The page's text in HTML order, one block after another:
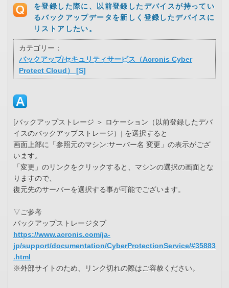
を登録した際に、以前登録したデバイスが持ってい
るバックアップデータを新しく登録したデバイスに
リストアしたい。
カテゴリー：
バックアップ/セキュリティサービス（Acronis Cyber
Protect Cloud） [S]
[バックアップストレージ ＞ ロケーション（以前登録したデバ
イスのバックアップストレージ）] を選択すると
画面上部に「参照元のマシン:サーバー名 変更」の表示がござ
います。
「変更」のリンクをクリックすると、マシンの選択の画面とな
りますので、
復元先のサーバーを選択する事が可能でございます。
▽ご参考
バックアップストレージタブ
https://www.acronis.com/ja-
jp/support/documentation/CyberProtectionService/#35883
.html
※外部サイトのため、リンク切れの際はご容赦ください。